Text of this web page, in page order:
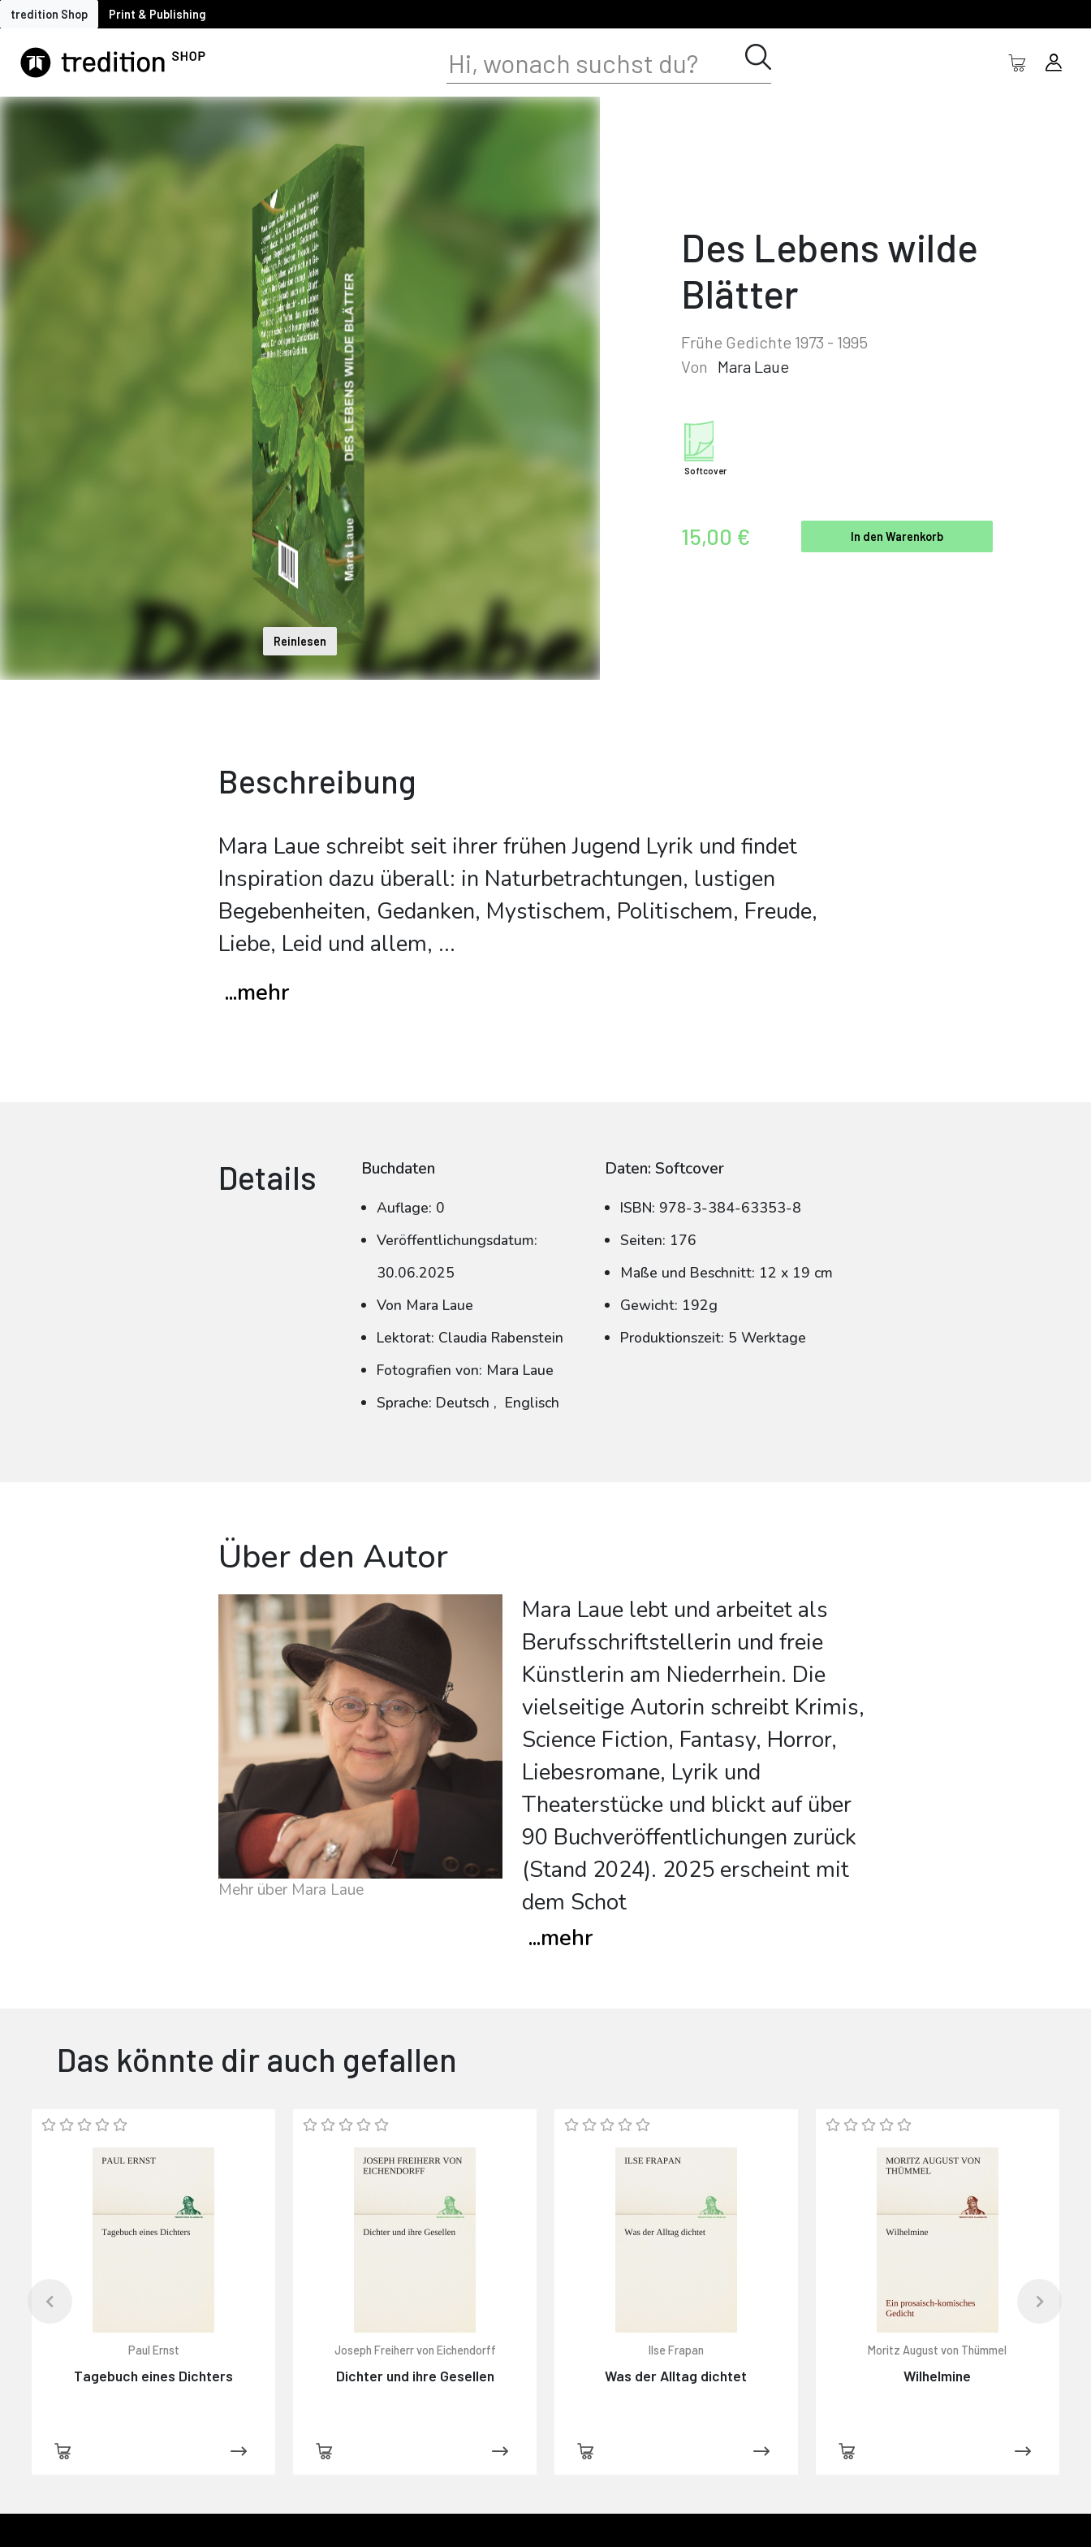
tredition Shop Print & Publishing
Reinlesen
Des Lebens wilde
Blätter
Frühe Gedichte 1973 - 1995
Von
Mara Laue
Softcover
15,00 € In den Warenkorb
Beschreibung
Mara Laue schreibt seit ihrer frühen Jugend Lyrik und findet
Inspiration dazu überall: in Naturbetrachtungen, lustigen
Begebenheiten, Gedanken, Mystischem, Politischem, Freude,
Liebe, Leid und allem, ...
...mehr
Details Buchdaten
Auflage: 0
Veröffentlichungsdatum:
30.06.2025
Von Mara Laue
Lektorat: Claudia Rabenstein
Fotografien von: Mara Laue
Sprache: Deutsch , Englisch
Daten: Softcover
ISBN: 978-3-384-63353-8
Seiten: 176
Maße und Beschnitt: 12 x 19 cm
Gewicht: 192g
Produktionszeit: 5 Werktage
Über den Autor
Mehr über Mara Laue
Mara Laue lebt und arbeitet als
Berufsschriftstellerin und freie
Künstlerin am Niederrhein. Die
vielseitige Autorin schreibt Krimis,
Science Fiction, Fantasy, Horror,
Liebesromane, Lyrik und
Theaterstücke und blickt auf über
90 Buchveröffentlichungen zurück
(Stand 2024). 2025 erscheint mit
dem Schot
...mehr
Das könnte dir auch gefallen
Paul Ernst
Tagebuch eines Dichters
Joseph Freiherr von Eichendorff
Dichter und ihre Gesellen
Ilse Frapan
Was der Alltag dichtet
Moritz August von Thümmel
Wilhelmine